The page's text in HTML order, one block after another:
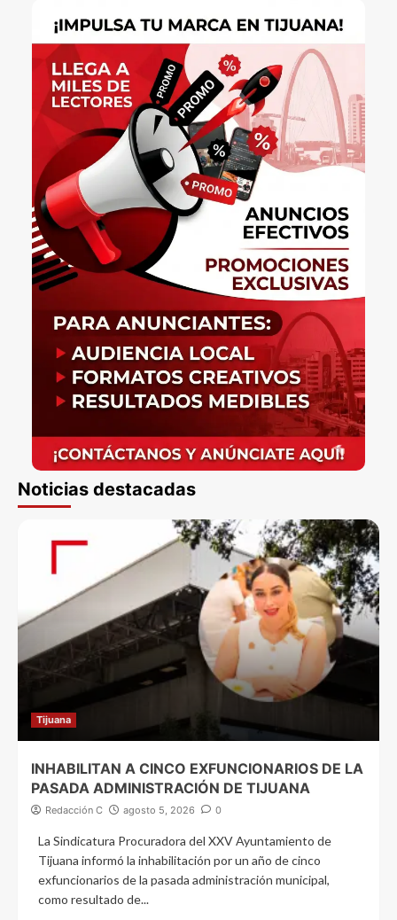
Noticias destacadas
Tijuana
INHABILITAN A CINCO EXFUNCIONARIOS DE LA
PASADA ADMINISTRACIÓN DE TIJUANA
Redacción C agosto 5, 2026 0
La Sindicatura Procuradora del XXV Ayuntamiento de
Tijuana informó la inhabilitación por un año de cinco
exfuncionarios de la pasada administración municipal,
como resultado de...